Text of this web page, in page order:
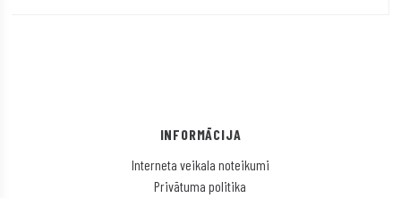
INFORMĀCIJA
Interneta veikala noteikumi
Privātuma politika